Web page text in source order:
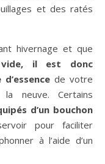
et des ratés
hivernage et que
il est donc
de votre
neuve. Certains
d’un bouchon
pour faciliter
à l’aide d’un